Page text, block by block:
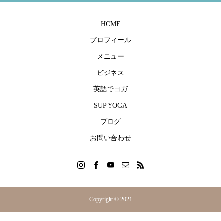
HOME
プロフィール
メニュー
ビジネス
英語でヨガ
SUP YOGA
ブログ
お問い合わせ
Copyright © 2021